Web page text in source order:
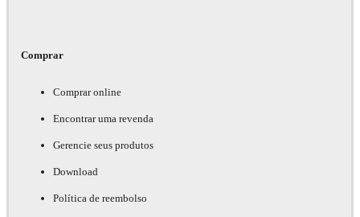
Comprar
Comprar online
Encontrar uma revenda
Gerencie seus produtos
Download
Política de reembolso